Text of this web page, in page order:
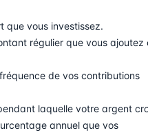
que vous investissez.
régulier que vous ajoutez
de vos contributions
laquelle votre argent
annuel que vos